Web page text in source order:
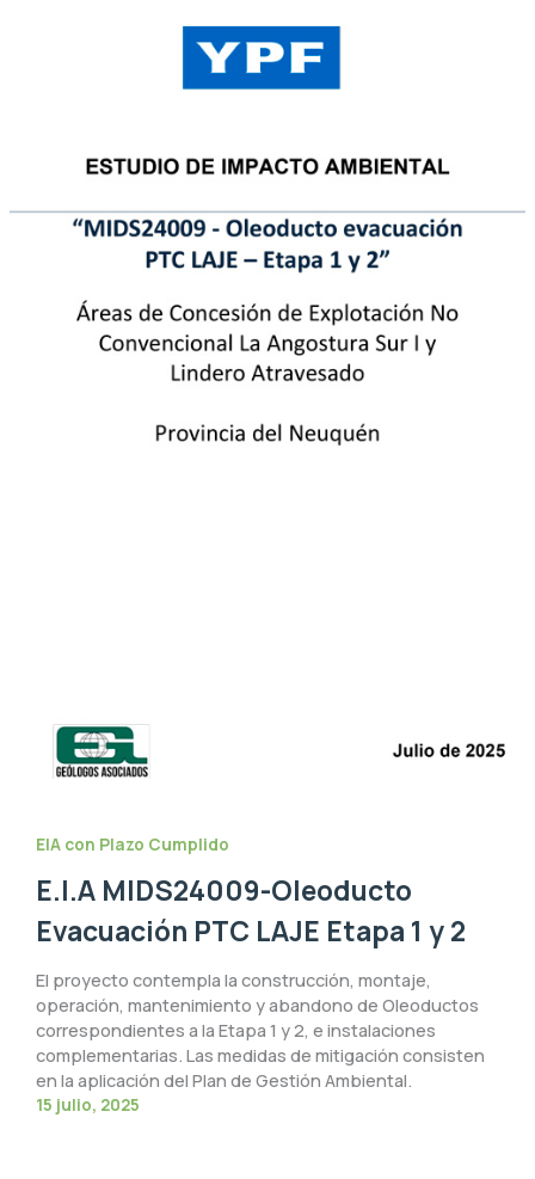
EIA con Plazo Cumplido
E.I.A MIDS24009-Oleoducto
Evacuación PTC LAJE Etapa 1 y 2
El proyecto contempla la construcción, montaje,
operación, mantenimiento y abandono de Oleoductos
correspondientes a la Etapa 1 y 2, e instalaciones
complementarias. Las medidas de mitigación consisten
en la aplicación del Plan de Gestión Ambiental.
15 julio, 2025